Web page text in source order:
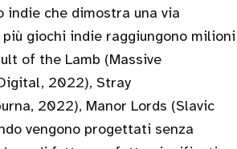
indie che dimostra una via
giochi indie raggiungono milioni
of the Lamb (Massive
2022), Stray
2022), Manor Lords (Slavic
vengono progettati senza